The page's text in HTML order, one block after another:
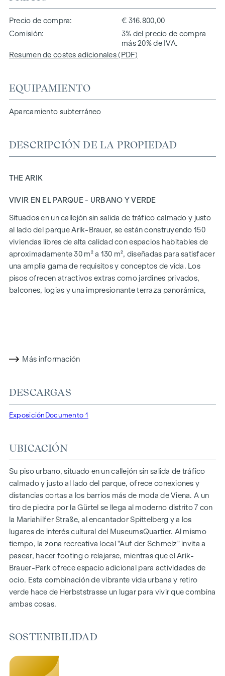
Precio de compra
€ 316.800,00
Comisión
3% del precio de compra
más 20% de IVA.
Resumen de costes adicionales (PDF)
EQUIPAMIENTO
Aparcamiento subterráneo
DESCRIPCIÓN DE LA PROPIEDAD
THE ARIK
VIVIR EN EL PARQUE - URBANO Y VERDE
Situados en un callejón sin salida de tráfico calmado y justo
al lado del parque Arik-Brauer, se están construyendo 150
viviendas libres de alta calidad con espacios habitables de
aproximadamente 30 m² a 130 m², diseñadas para satisfacer
una amplia gama de requisitos y conceptos de vida. Los
pisos ofrecen atractivos extras como jardines privados,
balcones, logias y una impresionante terraza panorámica,
fotovoltaica y la calefacción urbana, garantizan un
Más información en:WOHNEN AM PARK, 1160 Viena,
Herbststraße - Winegg
Superficie habitable de aprox. 30 a 130 m²
Pisos de 1 a 4 habitaciones
Jardines, balcones, logias y terrazas
Grandes alturas
Aparcamiento subterráneo | e-mobility
Tranquilo patio interior
Sistema fotovoltaico en el tejado
Sala común
LLEGAR A CASA
En Herbststrasse le espera una experiencia vital única que
combina diseño y comodidad de forma extraordinaria. El
atemporal, ideal para una vida moderna y con estilo. Los
garantizan un confort natural en las estancias. Para mayor
Más información
DESCARGAS
Exposición Documento 1
UBICACIÓN
Su piso urbano, situado en un callejón sin salida de tráfico
calmado y justo al lado del parque, ofrece conexiones y
distancias cortas a los barrios más de moda de Viena. A un
tiro de piedra por la Gürtel se llega al moderno distrito 7 con
la Mariahilfer Straße, al encantador Spittelberg y a los
lugares de interés cultural del MuseumsQuartier. Al mismo
tiempo, la zona recreativa local "Auf der Schmelz" invita a
pasear, hacer footing o relajarse, mientras que el Arik-
Brauer-Park ofrece espacio adicional para actividades de
ocio. Esta combinación de vibrante vida urbana y retiro
verde hace de Herbststrasse un lugar para vivir que combina
ambas cosas.
SOSTENIBILIDAD